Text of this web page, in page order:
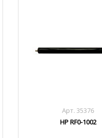
Арт. 35376
HP RF0-1002